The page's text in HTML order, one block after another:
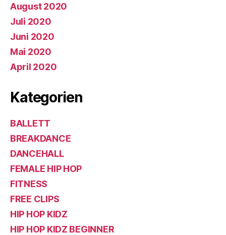
August 2020
Juli 2020
Juni 2020
Mai 2020
April 2020
Kategorien
BALLETT
BREAKDANCE
DANCEHALL
FEMALE HIP HOP
FITNESS
FREE CLIPS
HIP HOP KIDZ
HIP HOP KIDZ BEGINNER